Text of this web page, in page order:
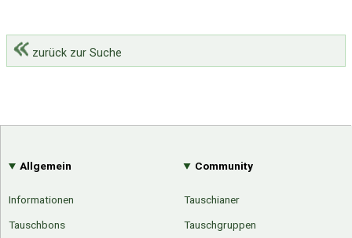
zurück zur Suche
Allgemein
Informationen
Tauschbons
Community
Tauschianer
Tauschgruppen